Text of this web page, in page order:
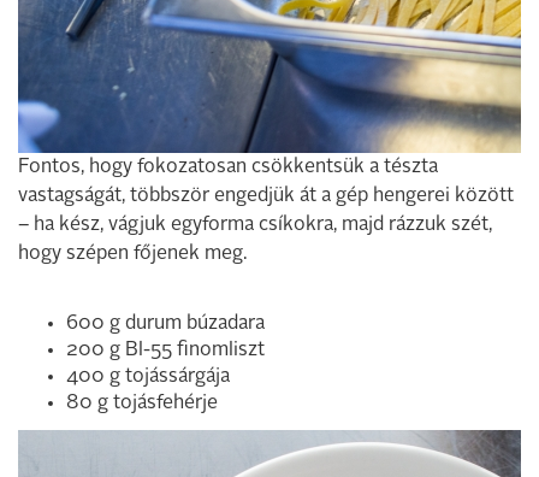
Fontos, hogy fokozatosan csökkentsük a tészta
vastagságát, többször engedjük át a gép hengerei között
– ha kész, vágjuk egyforma csíkokra, majd rázzuk szét,
hogy szépen főjenek meg.
600 g durum búzadara
200 g Bl-55 finomliszt
400 g tojássárgája
80 g tojásfehérje